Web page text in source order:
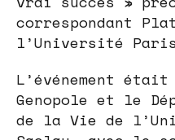
correspondant
l’Université
L’événement
Genopole et le
de la Vie de